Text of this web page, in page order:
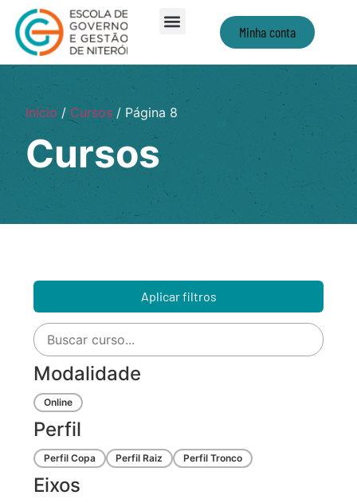
Minha conta
Início/Cursos/ Página 8
Cursos
Aplicar filtros
Modalidade
Online
Perfil
Perfil Copa Perfil Raiz Perfil Tronco
Eixos